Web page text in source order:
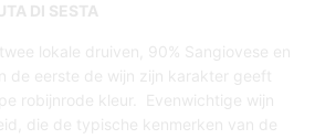
DI SESTA
lokale druiven, 90% Sangiovese en
de eerste de wijn zijn karakter geeft
robijnrode kleur. Evenwichtige wijn
die de typische kenmerken van de